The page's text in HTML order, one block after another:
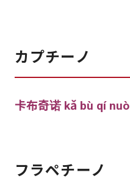
カプチーノ
卡布奇诺 kǎ bù qí nuò
フラペチーノ